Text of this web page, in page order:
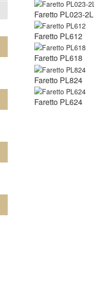
Faretto PL023-2L
Faretto PL612
Faretto PL618
Faretto PL824
Faretto PL624